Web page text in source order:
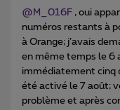
@M_016F , oui
numéros restants à
à Orange; j’avais
en même temps le 6
immédiatement cinq
été activé le 7 août;
problème et après